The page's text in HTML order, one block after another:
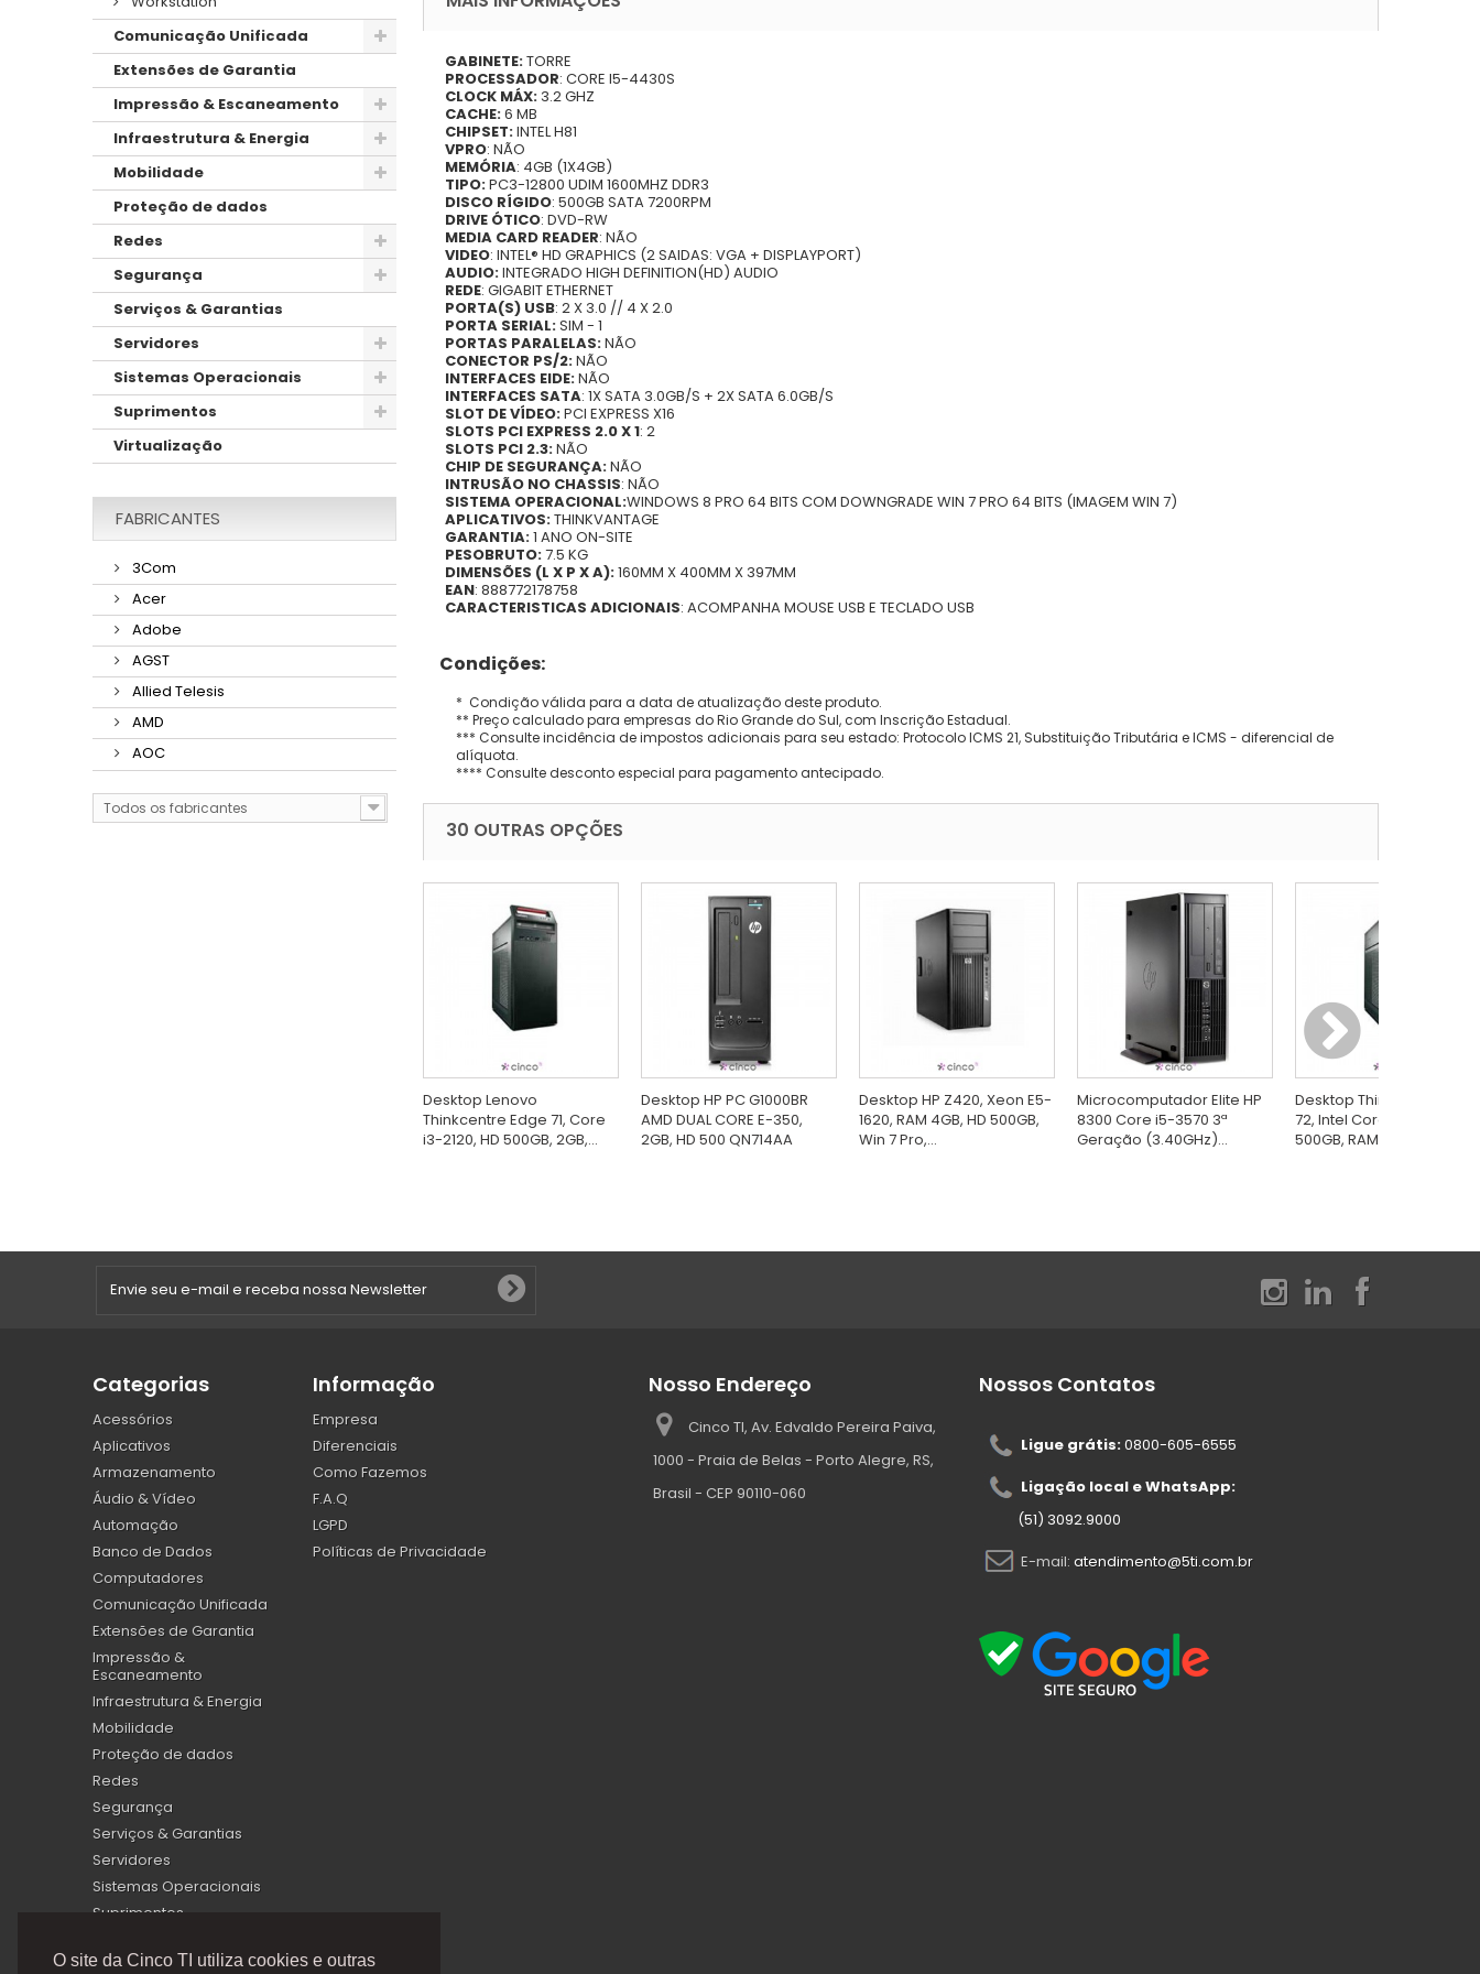
O site da Cinco TI utiliza cookies e outras
Comunicação Unificada
Extensões de Garantia
Impressão & Escaneamento
Infraestrutura & Energia
Mobilidade
Proteção de dados
Redes
Segurança
Serviços & Garantias
Servidores
Sistemas Operacionais
Suprimentos
Virtualização
FABRICANTES
3Com
Acer
Adobe
AGST
Allied Telesis
AMD
AOC
Todos os fabricantes
GABINETE:TORRE
PROCESSADOR: CORE I5-4430S
CLOCK MÁX: 3.2 GHZ
CACHE:6 MB
CHIPSET:INTEL H81
VPRO: NÃO
MEMÓRIA: 4GB (1X4GB)
TIPO:PC3-12800 UDIM 1600MHZ DDR3
DISCO RÍGIDO: 500GB SATA 7200RPM
DRIVE ÓTICO: DVD-RW
MEDIA CARD READER: NÃO
VIDEO: INTEL® HD GRAPHICS (2 SAIDAS: VGA + DISPLAYPORT)
AUDIO:INTEGRADO HIGH DEFINITION(HD) AUDIO
REDE: GIGABIT ETHERNET
PORTA(S) USB: 2 X 3.0 // 4 X 2.0
PORTA SERIAL:SIM - 1
PORTAS PARALELAS:NÃO
CONECTOR PS/2:NÃO
INTERFACES EIDE:NÃO
INTERFACES SATA: 1X SATA 3.0GB/S + 2X SATA 6.0GB/S
SLOT DE VÍDEO:PCI EXPRESS X16
SLOTS PCI EXPRESS 2.0 X 1: 2
SLOTS PCI 2.3:NÃO
CHIP DE SEGURANÇA:NÃO
INTRUSÃO NO CHASSIS: NÃO
SISTEMA OPERACIONAL:WINDOWS 8 PRO 64 BITS COM DOWNGRADE WIN 7 PRO 64 BITS (IMAGEM WIN 7)
APLICATIVOS:THINKVANTAGE
GARANTIA:1 ANO ON-SITE
PESOBRUTO:7.5 KG
DIMENSÕES (L X P X A):160MM X 400MM X 397MM
EAN: 888772178758
CARACTERISTICAS ADICIONAIS: ACOMPANHA MOUSE USB E TECLADO USB
Condições:
* Condição válida para a data de atualização deste produto.
** Preço calculado para empresas do Rio Grande do Sul, com Inscrição Estadual.
*** Consulte incidência de impostos adicionais para seu estado: Protocolo ICMS 21, Substituição Tributária e ICMS - diferencial de
alíquota.
**** Consulte desconto especial para pagamento antecipado.
30 OUTRAS OPÇÕES
Desktop Lenovo
Thinkcentre Edge 71, Core
i3-2120, HD 500GB, 2GB,...
Desktop HP PC G1000BR
AMD DUAL CORE E-350,
2GB, HD 500 QN714AA
Desktop HP Z420, Xeon E5-
1620, RAM 4GB, HD 500GB,
Win 7 Pro,...
Microcomputador Elite HP
8300 Core i5-3570 3ª
Geração (3.40GHz)...
Desktop ThinkCentre
72, Intel Core i5-3470, HD
500GB, RAM 4GB,...
Categorias
Acessórios
Aplicativos
Armazenamento
Áudio & Vídeo
Automação
Banco de Dados
Computadores
Comunicação Unificada
Extensões de Garantia
Impressão &
Escaneamento
Infraestrutura & Energia
Mobilidade
Proteção de dados
Redes
Segurança
Serviços & Garantias
Servidores
Sistemas Operacionais
Suprimentos
Informação
Empresa
Diferenciais
Como Fazemos
F.A.Q
LGPD
Políticas de Privacidade
Nosso Endereço
Cinco TI, Av. Edvaldo Pereira Paiva,
1000 - Praia de Belas - Porto Alegre, RS,
Brasil - CEP 90110-060
Nossos Contatos
Ligue grátis:0800-605-6555
Ligação local e WhatsApp:
(51) 3092.9000
E-mail: atendimento@5ti.com.br